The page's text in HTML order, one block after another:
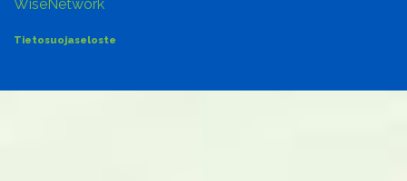
WiseNetwork
Tietosuojaseloste